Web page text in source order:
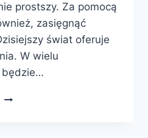
prostszy. Za pomocą
zasięgnąć
świat oferuje
W wielu
będzie…
WRÓŻKA